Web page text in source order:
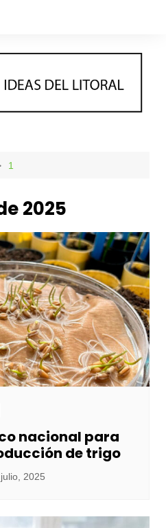
1
2025
nacional para
de trigo
2025